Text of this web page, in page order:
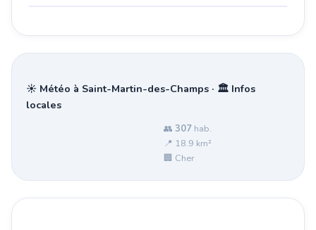
☀️ Météo à Saint-Martin-des-Champs · 🏛️ Infos
locales
👥 307 hab.
📍 18.9 km²
🏢 Cher